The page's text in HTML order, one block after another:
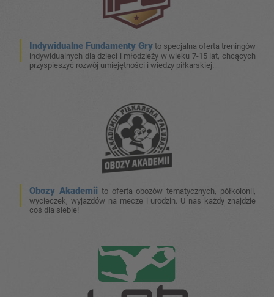
Indywidualne Fundamenty Gry to specjalna oferta treningów
indywidualnych dla dzieci i młodzieży w wieku 7-15 lat, chcących
przyspieszyć rozwój umiejętności i wiedzy piłkarskiej.
Obozy Akademii to oferta obozów tematycznych, półkolonii,
wycieczek, wyjazdów na mecze i urodzin. U nas każdy znajdzie
coś dla siebie!